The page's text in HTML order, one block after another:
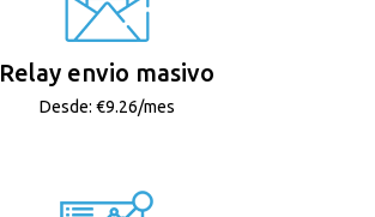
Relay envio masivo
Desde: €9.26/mes